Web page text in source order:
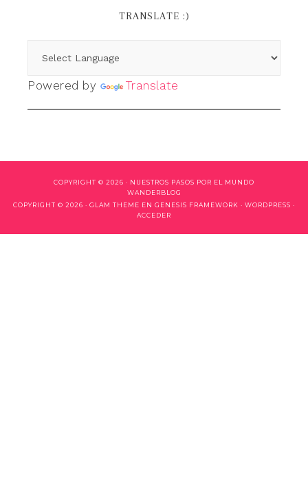
TRANSLATE :)
Powered by Translate
COPYRIGHT © 2026 · NUESTROS PASOS POR EL MUNDO
WANDERBLOG
COPYRIGHT © 2026 · GLAM THEME EN GENESIS FRAMEWORK · WORDPRESS ·
ACCEDER